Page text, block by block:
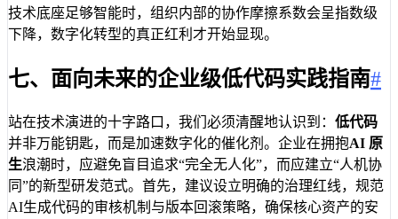
技术底座足够智能时，组织内部的协作摩擦系数会呈指数级
下降，数字化转型的真正红利才开始显现。
七、面向未来的企业级低代码实践指南#
站在技术演进的十字路口，我们必须清醒地认识到： 低代码
并非万能钥匙，而是加速数字化的催化剂。企业在拥抱AI 原
生浪潮时，应避免盲目追求“完全无人化”，而应建立“人机协
同”的新型研发范式。首先，建议设立明确的治理红线，规范
AI生成代码的审核机制与版本回滚策略，确保核心资产的安